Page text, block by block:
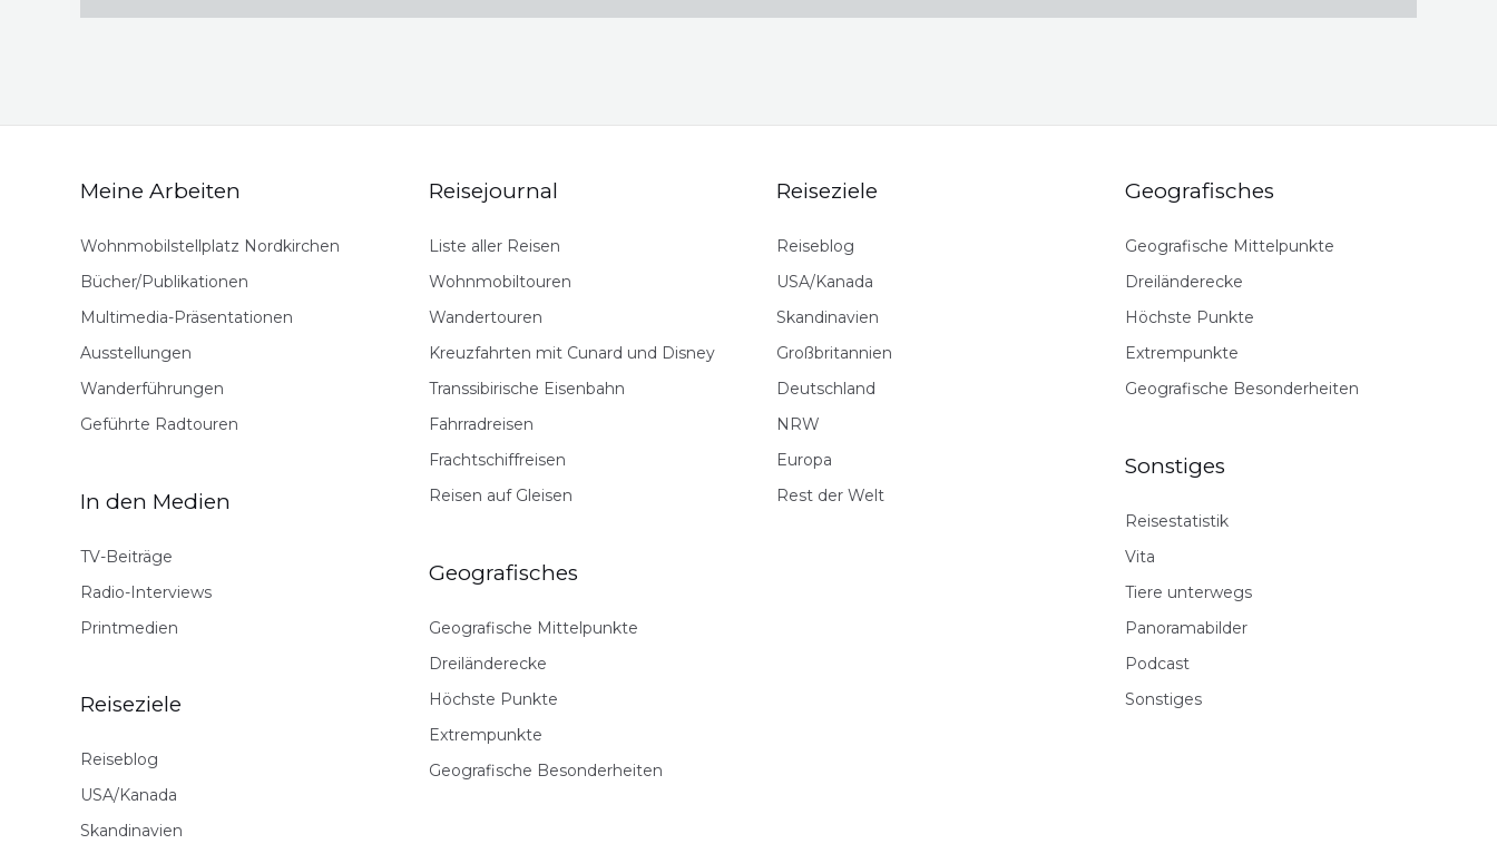
Meine Arbeiten
Wohnmobilstellplatz Nordkirchen
Bücher/Publikationen
Multimedia-Präsentationen
Ausstellungen
Wanderführungen
Geführte Radtouren
In den Medien
TV-Beiträge
Radio-Interviews
Printmedien
Reiseziele
Reiseblog
USA/Kanada
Skandinavien
Reisejournal
Liste aller Reisen
Wohnmobiltouren
Wandertouren
Kreuzfahrten mit Cunard und Disney
Transsibirische Eisenbahn
Fahrradreisen
Frachtschiffreisen
Reisen auf Gleisen
Geografisches
Geografische Mittelpunkte
Dreiländerecke
Höchste Punkte
Extrempunkte
Geografische Besonderheiten
Reiseziele
Reiseblog
USA/Kanada
Skandinavien
Großbritannien
Deutschland
NRW
Europa
Rest der Welt
Geografisches
Geografische Mittelpunkte
Dreiländerecke
Höchste Punkte
Extrempunkte
Geografische Besonderheiten
Sonstiges
Reisestatistik
Vita
Tiere unterwegs
Panoramabilder
Podcast
Sonstiges